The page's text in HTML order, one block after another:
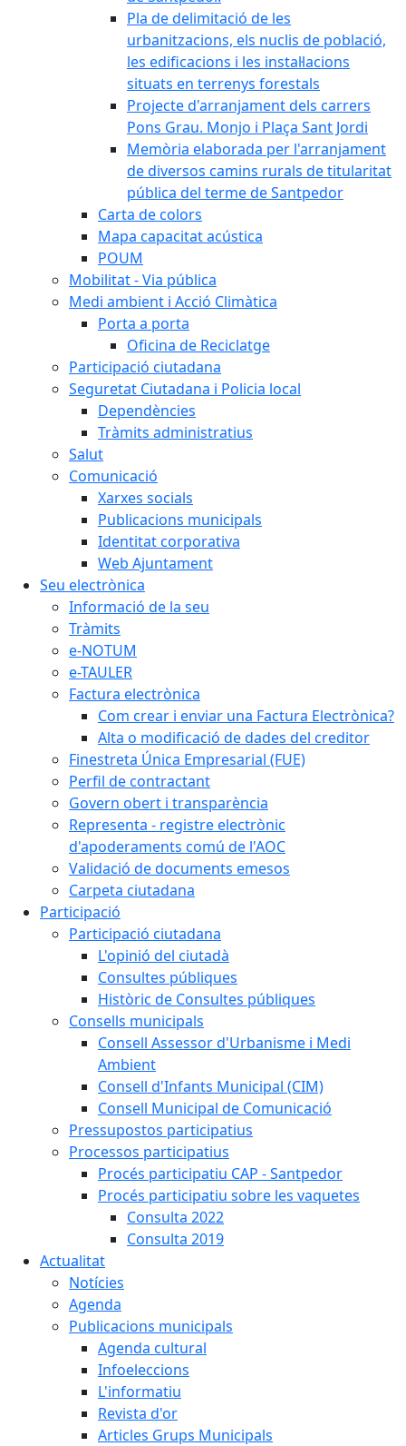
Pla de delimitació de les
urbanitzacions, els nuclis de població,
les edificacions i les instal·lacions
situats en terrenys forestals
Projecte d'arranjament dels carrers
Pons Grau. Monjo i Plaça Sant Jordi
Memòria elaborada per l'arranjament
de diversos camins rurals de titularitat
pública del terme de Santpedor
Carta de colors
Mapa capacitat acústica
POUM
Mobilitat - Via pública
Medi ambient i Acció Climàtica
Porta a porta
Oficina de Reciclatge
Participació ciutadana
Seguretat Ciutadana i Policia local
Dependències
Tràmits administratius
Salut
Comunicació
Xarxes socials
Publicacions municipals
Identitat corporativa
Web Ajuntament
Seu electrònica
Informació de la seu
Tràmits
e-NOTUM
e-TAULER
Factura electrònica
Com crear i enviar una Factura Electrònica?
Alta o modificació de dades del creditor
Finestreta Única Empresarial (FUE)
Perfil de contractant
Govern obert i transparència
Representa - registre electrònic
d'apoderaments comú de l'AOC
Validació de documents emesos
Carpeta ciutadana
Participació
Participació ciutadana
L'opinió del ciutadà
Consultes públiques
Històric de Consultes públiques
Consells municipals
Consell Assessor d'Urbanisme i Medi
Ambient
Consell d'Infants Municipal (CIM)
Consell Municipal de Comunicació
Pressupostos participatius
Processos participatius
Procés participatiu CAP - Santpedor
Procés participatiu sobre les vaquetes
Consulta 2022
Consulta 2019
Actualitat
Notícies
Agenda
Publicacions municipals
Agenda cultural
Infoeleccions
L'informatiu
Revista d'or
Articles Grups Municipals